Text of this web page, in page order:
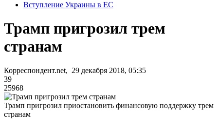
Вступление Украины в ЕС
Трамп пригрозил трем
странам
Корреспондент.net, 29 декабря 2018, 05:35
39
25968
Трамп пригрозил приостановить финансовую поддержку трем
странам